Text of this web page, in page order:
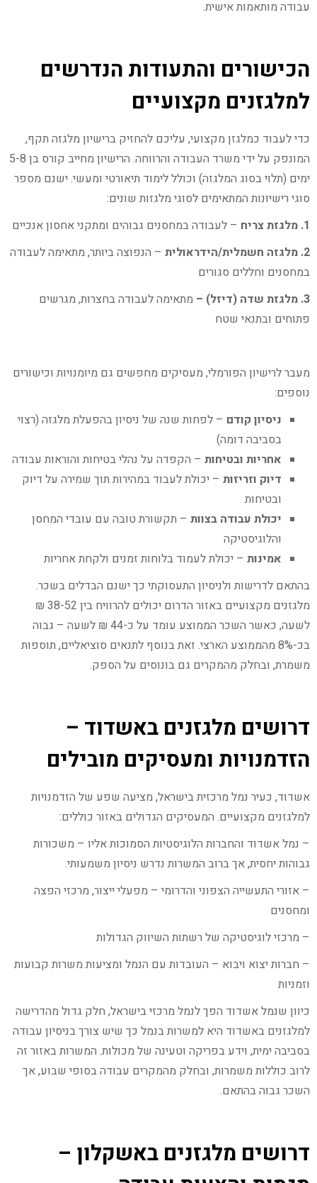
עבודה מותאמות אישית.
הכישורים והתעודות הנדרשים
למלגזנים מקצועיים
כדי לעבוד כמלגזן מקצועי, עליכם להחזיק ברישיון מלגזה תקף,
המונפק על ידי משרד העבודה והרווחה. הרישיון מחייב קורס בן 5-8
ימים (תלוי בסוג המלגזה) וכולל לימוד תיאורטי ומעשי. ישנם מספר
סוגי רישיונות המתאימים לסוגי מלגזות שונים:
1. מלגזת צריח
– לעבודה במחסנים גבוהים ומתקני אחסון אנכיים
2. מלגזה חשמלית/הידראולית
– הנפוצה ביותר, מתאימה לעבודה
במחסנים וחללים סגורים
3. מלגזת שדה (דיזל) –
מתאימה לעבודה בחצרות, מגרשים
פתוחים ובתנאי שטח
מעבר לרישיון הפורמלי, מעסיקים מחפשים גם מיומנויות וכישורים
נוספים:
ניסיון קודם – לפחות שנה של ניסיון בהפעלת מלגזה (רצוי
בסביבה דומה)
אחריות ובטיחות – הקפדה על נהלי בטיחות והוראות עבודה
דיוק וזריזות – יכולת לעבוד במהירות תוך שמירה על דיוק
ובטיחות
יכולת עבודה בצוות – תקשורת טובה עם עובדי המחסן
והלוגיסטיקה
אמינות – יכולת לעמוד בלוחות זמנים ולקחת אחריות
בהתאם לדרישות ולניסיון התעסוקתי כך ישנם הבדלים בשכר.
מלגזנים מקצועיים באזור הדרום יכולים להרוויח בין 38-52 ₪
לשעה, כאשר השכר הממוצע עומד על כ-44 ₪ לשעה – גבוה
בכ-8% מהממוצע הארצי. זאת בנוסף לתנאים סוציאליים, תוספות
משמרת, ובחלק מהמקרים גם בונוסים על הספק.
דרושים מלגזנים באשדוד –
הזדמנויות ומעסיקים מובילים
אשדוד, כעיר נמל מרכזית בישראל, מציעה שפע של הזדמנויות
למלגזנים מקצועיים. המעסיקים הגדולים באזור כוללים:
– נמל אשדוד והחברות הלוגיסטיות הסמוכות אליו – משכורות
גבוהות יחסית, אך ברוב המשרות נדרש ניסיון משמעותי.
– אזורי התעשייה הצפוני והדרומי – מפעלי ייצור, מרכזי הפצה
ומחסנים
– מרכזי לוגיסטיקה של רשתות השיווק הגדולות
– חברות יצוא ויבוא – העובדות עם הנמל ומציעות משרות קבועות
וזמניות
כיוון שנמל אשדוד הפך לנמל מרכזי בישראל, חלק גדול מהדרישה
למלגזנים באשדוד היא למשרות בנמל כך שיש צורך בניסיון עבודה
בסביבה ימית, וידע בפריקה וטעינה של מכולות. המשרות באזור זה
לרוב כוללות משמרות, ובחלק מהמקרים עבודה בסופי שבוע, אך
השכר גבוה בהתאם.
דרושים מלגזנים באשקלון –